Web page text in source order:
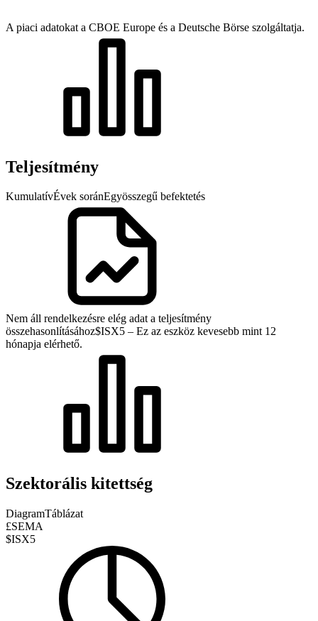
A piaci adatokat a CBOE Europe és a Deutsche Börse szolgáltatja.
Teljesítmény
KumulatívÉvek soránEgyösszegű befektetés
Nem áll rendelkezésre elég adat a teljesítmény
összehasonlításához$ISX5 – Ez az eszköz kevesebb mint 12
hónapja elérhető.
Szektorális kitettség
DiagramTáblázat
£SEMA
$ISX5